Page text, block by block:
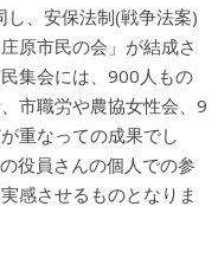
、安保法制(戦争法案)
原市民の会」が結成さ
集会には、900人もの
市職労や農協女性会、9
重なっての成果でし
役員さんの個人での参
感させるものとなりま